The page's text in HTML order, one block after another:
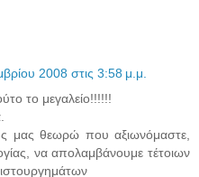
2008 στις 3:58 μ.μ.
το μεγαλείο!!!!!!
μας θεωρώ που αξιωνόμαστε,
να απολαμβάνουμε τέτοιων